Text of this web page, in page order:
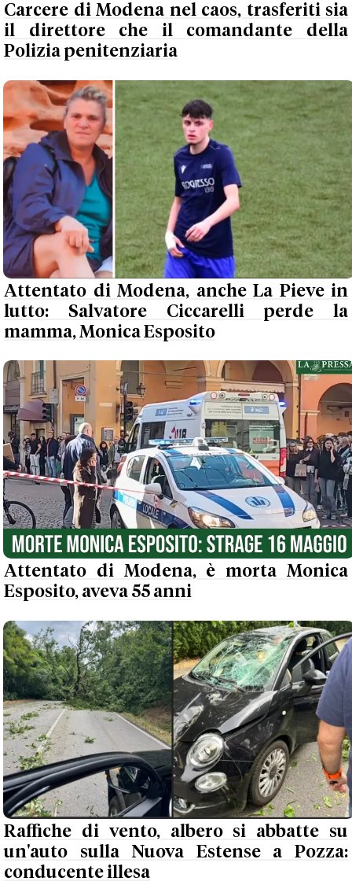
Carcere di Modena nel caos, trasferiti sia
il direttore che il comandante della
Polizia penitenziaria
Attentato di Modena, anche La Pieve in
lutto: Salvatore Ciccarelli perde la
mamma, Monica Esposito
Attentato di Modena, è morta Monica
Esposito, aveva 55 anni
Raffiche di vento, albero si abbatte su
un'auto sulla Nuova Estense a Pozza:
conducente illesa